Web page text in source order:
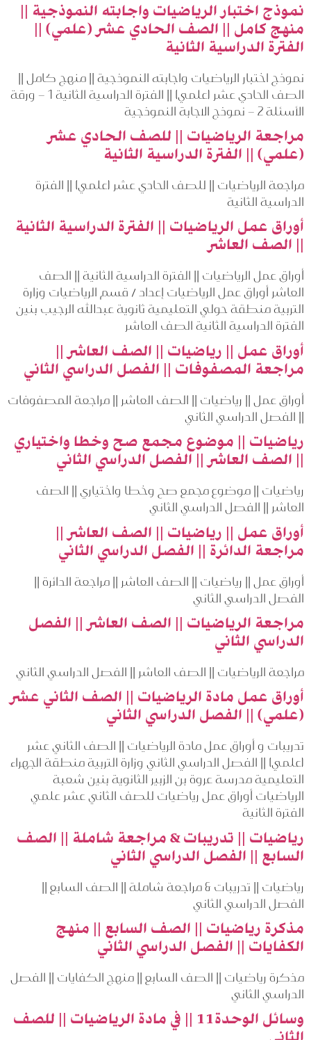
نموذج اختبار الرياضيات واجابته النموذجية ||
منهج كامل || الصف الحادي عشر (علمي) ||
الفترة الدراسية الثانية
نموذج اختبار الرياضيات واجابته النموذجية || منهج كامل ||
الصف الحادي عشر (علمي) || الفترة الدراسية الثانية 1 – ورقة
الأسئلة 2 – نموذج الاجابة النموذجية
مراجعة الرياضيات || للصف الحادي عشر
(علمي) || الفترة الدراسية الثانية
مراجعة الرياضيات || للصف الحادي عشر (علمي) || الفترة
الدراسية الثانية
أوراق عمل الرياضيات || الفترة الدراسية الثانية
|| الصف العاشر
أوراق عمل الرياضيات || الفترة الدراسية الثانية || الصف
العاشر أوراق عمل الرياضيات إعداد / قسم الرياضيات وزارة
التربية منطقة حولي التعليمية ثانوية عبدالله الرجيب بنين
الفترة الدراسية الثانية الصف العاشر
أوراق عمل || رياضيات || الصف العاشر ||
مراجعة المصفوفات || الفصل الدراسي الثاني
أوراق عمل || رياضيات || الصف العاشر || مراجعة المصفوفات
|| الفصل الدراسي الثاني
رياضيات || موضوع مجمع صح وخطا واختياري
|| الصف العاشر || الفصل الدراسي الثاني
رياضيات || موضوع مجمع صح وخطا واختياري || الصف
العاشر || الفصل الدراسي الثاني
أوراق عمل || رياضيات || الصف العاشر ||
مراجعة الدائرة || الفصل الدراسي الثاني
أوراق عمل || رياضيات || الصف العاشر || مراجعة الدائرة ||
الفصل الدراسي الثاني
مراجعة الرياضيات || الصف العاشر || الفصل
الدراسي الثاني
مراجعة الرياضيات || الصف العاشر || الفصل الدراسي الثاني
أوراق عمل مادة الرياضيات || الصف الثاني عشر
(علمي) || الفصل الدراسي الثاني
تدريبات و أوراق عمل مادة الرياضيات || الصف الثاني عشر
(علمي) || الفصل الدراسي الثاني وزارة التربية منطقة الجهراء
التعليمية مدرسة عروة بن الزبير الثانوية بنين شعبة
الرياضيات أوراق عمل رياضيات للصف الثاني عشر علمي
الفترة الثانية
رياضيات || تدريبات & مراجعة شاملة || الصف
السابع || الفصل الدراسي الثاني
رياضيات || تدريبات & مراجعة شاملة || الصف السابع ||
الفصل الدراسي الثاني
مذكرة رياضيات || الصف السابع || منهج
الكفايات || الفصل الدراسي الثاني
مذكرة رياضيات || الصف السابع || منهج الكفايات || الفصل
الدراسي الثاني
وسائل الوحدة11 || في مادة الرياضيات || للصف